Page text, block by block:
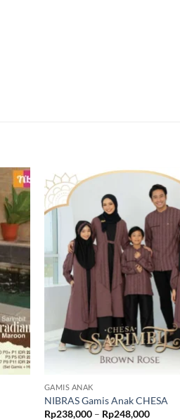
GAMIS ANAK
NIBRAS Gamis Anak CHESA
Rp238,000 – Rp248,000Rentang